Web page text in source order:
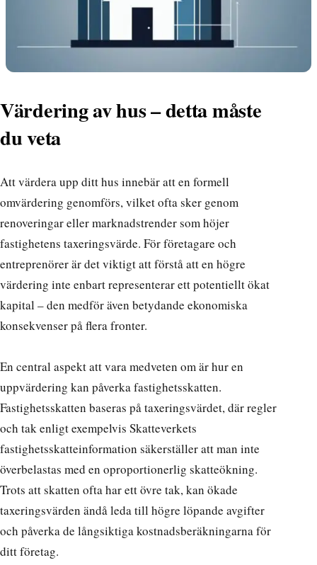
Värdering av hus – detta måste
du veta
Att värdera upp ditt hus innebär att en formell
omvärdering genomförs, vilket ofta sker genom
renoveringar eller marknadstrender som höjer
fastighetens taxeringsvärde. För företagare och
entreprenörer är det viktigt att förstå att en högre
värdering inte enbart representerar ett potentiellt ökat
kapital – den medför även betydande ekonomiska
konsekvenser på flera fronter.
En central aspekt att vara medveten om är hur en
uppvärdering kan påverka fastighetsskatten.
Fastighetsskatten baseras på taxeringsvärdet, där regler
och tak enligt exempelvis Skatteverkets
fastighetsskatteinformation säkerställer att man inte
överbelastas med en oproportionerlig skatteökning.
Trots att skatten ofta har ett övre tak, kan ökade
taxeringsvärden ändå leda till högre löpande avgifter
och påverka de långsiktiga kostnadsberäkningarna för
ditt företag.